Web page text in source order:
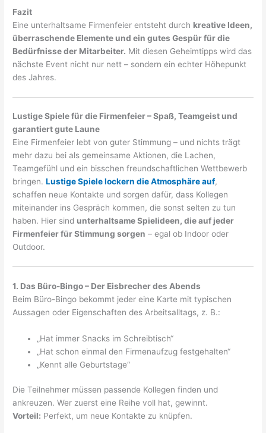
Fazit
Eine unterhaltsame Firmenfeier entsteht durch kreative Ideen,
überraschende Elemente und ein gutes Gespür für die
Bedürfnisse der Mitarbeiter. Mit diesen Geheimtipps wird das
nächste Event nicht nur nett – sondern ein echter Höhepunkt
des Jahres.
Lustige Spiele für die Firmenfeier – Spaß, Teamgeist und
garantiert gute Laune
Eine Firmenfeier lebt von guter Stimmung – und nichts trägt
mehr dazu bei als gemeinsame Aktionen, die Lachen,
Teamgefühl und ein bisschen freundschaftlichen Wettbewerb
bringen.Lustige Spiele lockern die Atmosphäre auf,
schaffen neue Kontakte und sorgen dafür, dass Kollegen
miteinander ins Gespräch kommen, die sonst selten zu tun
haben. Hier sind unterhaltsame Spielideen, die auf jeder
Firmenfeier für Stimmung sorgen – egal ob Indoor oder
Outdoor.
1. Das Büro-Bingo – Der Eisbrecher des Abends
Beim Büro-Bingo bekommt jeder eine Karte mit typischen
Aussagen oder Eigenschaften des Arbeitsalltags, z. B.:
„Hat immer Snacks im Schreibtisch“
„Hat schon einmal den Firmenaufzug festgehalten“
„Kennt alle Geburtstage“
Die Teilnehmer müssen passende Kollegen finden und
ankreuzen. Wer zuerst eine Reihe voll hat, gewinnt.
Vorteil: Perfekt, um neue Kontakte zu knüpfen.